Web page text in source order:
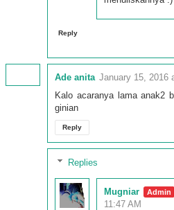
Reply
Ade anita January 15, 2016
Kalo acaranya lama anak2
ginian
Reply
Replies
Mugniar
11:47 AM